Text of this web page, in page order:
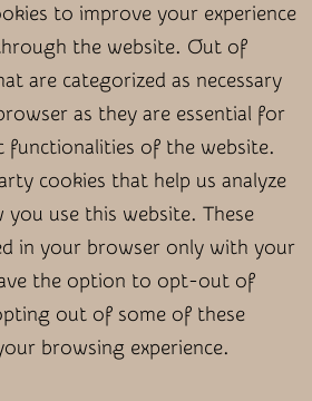
to improve your experience
the website. Out of
are categorized as necessary
as they are essential for
functionalities of the website.
cookies that help us analyze
use this website. These
in your browser only with your
the option to opt-out of
out of some of these
browsing experience.